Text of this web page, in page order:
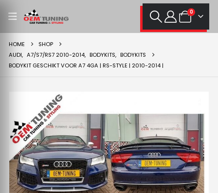
0
HOME
SHOP
AUDI, A7/S7/RS7 2010-2014, BODYKITS, BODYKITS
BODYKIT GESCHIKT VOOR A7 4GA | RS-STYLE | 2010-2014 |